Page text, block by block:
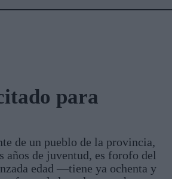
para
de un pueblo de la provincia,
años de juventud, es forofo del
edad —tiene ya ochenta y